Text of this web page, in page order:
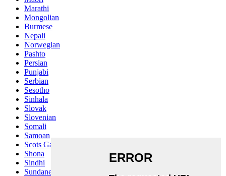
Marathi
Mongolian
Burmese
Nepali
Norwegian
Pashto
Persian
Punjabi
Serbian
Sesotho
Sinhala
Slovak
Slovenian
Somali
Samoan
Scots Gaelic
Shona
Sindhi
Sundanese